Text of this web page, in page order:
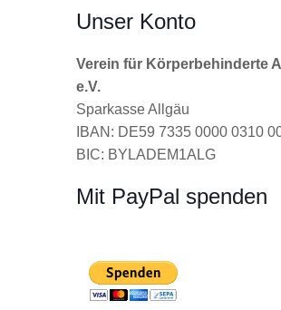
Unser Konto
Verein für Körperbehinderte
e.V.
Sparkasse Allgäu
IBAN: DE59 7335 0000 0310
BIC: BYLADEM1ALG
Mit PayPal spenden